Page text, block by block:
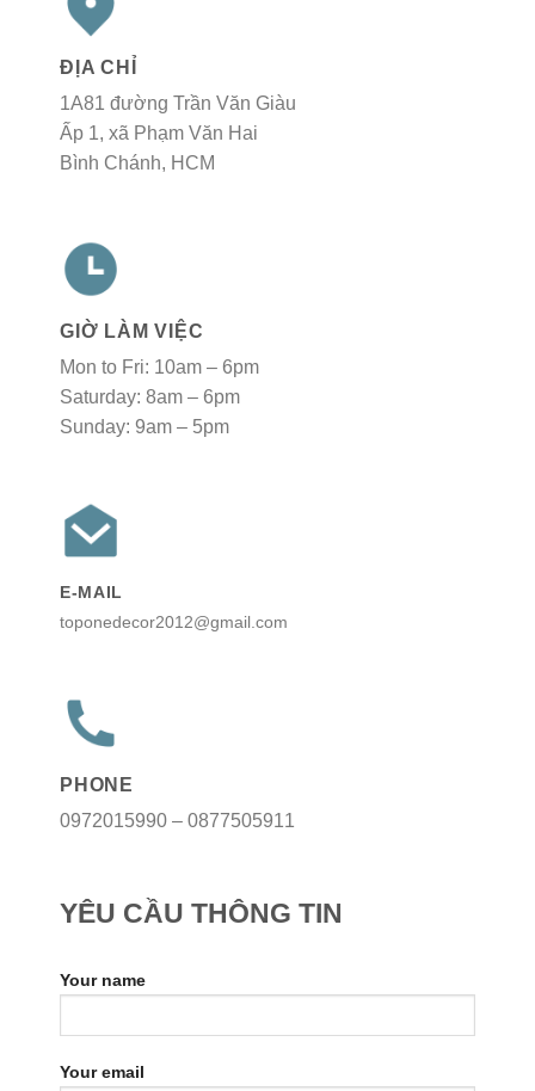
ĐỊA CHỈ
1A81 đường Trần Văn Giàu
Ấp 1, xã Phạm Văn Hai
Bình Chánh, HCM
GIỜ LÀM VIỆC
Mon to Fri: 10am – 6pm
Saturday: 8am – 6pm
Sunday: 9am – 5pm
E-MAIL
toponedecor2012@gmail.com
PHONE
0972015990 – 0877505911
YÊU CẦU THÔNG TIN
Your name
Your email